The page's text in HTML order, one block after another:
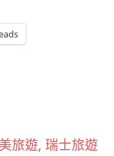
旅遊, 瑞士旅遊